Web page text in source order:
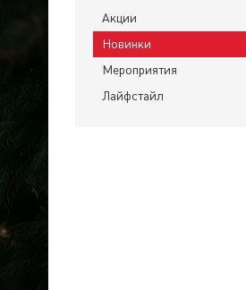
Акции
Новинки
Мероприятия
Лайфстайл